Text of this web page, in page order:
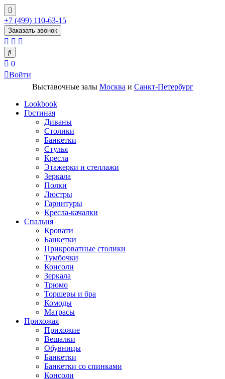
+7 (499) 110-63-15
Заказать звонок
0
Войти
Выставочные залы Москва и Санкт-Петербург
Lookbook
Гостиная
Диваны
Столики
Банкетки
Стулья
Кресла
Этажерки и стеллажи
Зеркала
Полки
Люстры
Гарнитуры
Кресла-качалки
Спальня
Кровати
Банкетки
Прикроватные столики
Тумбочки
Консоли
Зеркала
Трюмо
Торшеры и бра
Комоды
Матрасы
Прихожая
Прихожие
Вешалки
Обувницы
Банкетки
Банкетки со спинками
Консоли